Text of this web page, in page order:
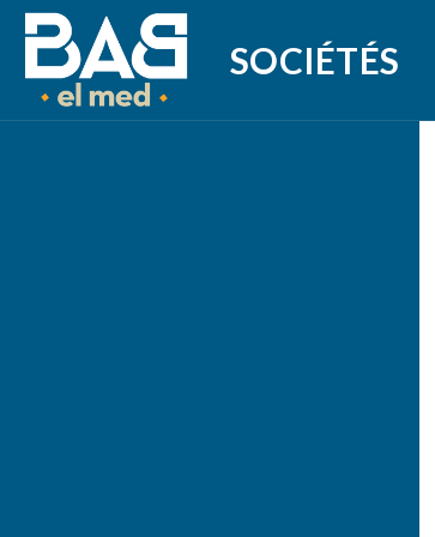
SOCIÉTÉS